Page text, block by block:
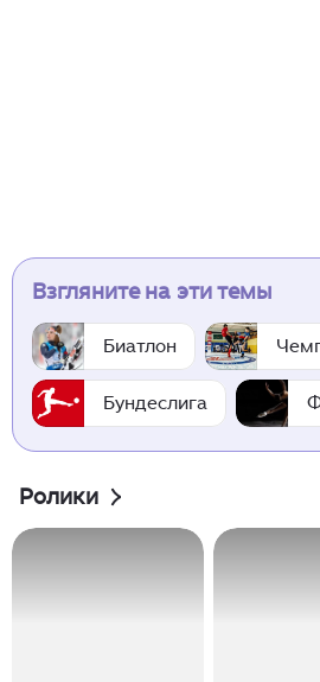
Взгляните на эти темы
Биатлон
Бундеслига
Ролики